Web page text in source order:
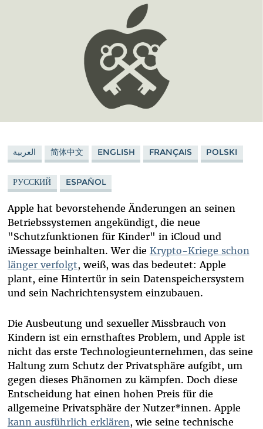
العربية 简体中文 ENGLISH FRANÇAIS POLSKI
РУССКИЙ ESPAÑOL
Apple hat bevorstehende Änderungen an seinen
Betriebssystemen angekündigt, die neue
"Schutzfunktionen für Kinder" in iCloud und
iMessage beinhalten. Wer die Krypto-Kriege schon
länger verfolgt, weiß, was das bedeutet: Apple
plant, eine Hintertür in sein Datenspeichersystem
und sein Nachrichtensystem einzubauen.
Die Ausbeutung und sexueller Missbrauch von
Kindern ist ein ernsthaftes Problem, und Apple ist
nicht das erste Technologieunternehmen, das seine
Haltung zum Schutz der Privatsphäre aufgibt, um
gegen dieses Phänomen zu kämpfen. Doch diese
Entscheidung hat einen hohen Preis für die
allgemeine Privatsphäre der Nutzer*innen. Apple
kann ausführlich erklären, wie seine technische